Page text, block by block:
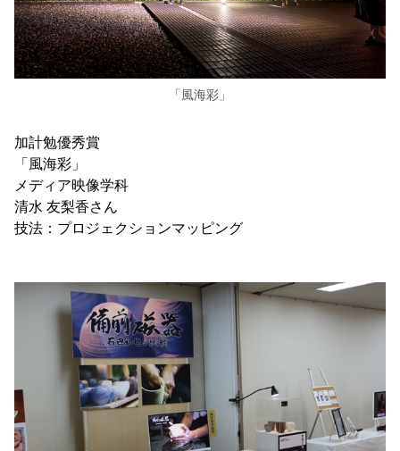
「風海彩」
加計勉優秀賞
「風海彩」
メディア映像学科
清水 友梨香さん
技法：プロジェクションマッピング